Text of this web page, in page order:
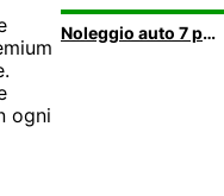
ogni
Noleggio auto 7 posti | Noleggia un'auto 7 posti con Europcar